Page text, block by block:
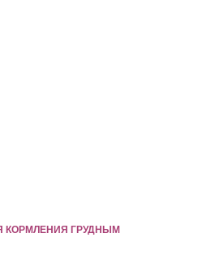
КОРМЛЕНИЯ ГРУДНЫМ